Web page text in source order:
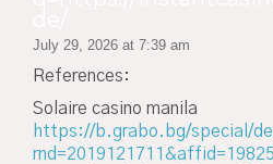
July 29, 2026 at 7:39 am
References:
Solaire casino manila
https://b.grabo.bg/special/